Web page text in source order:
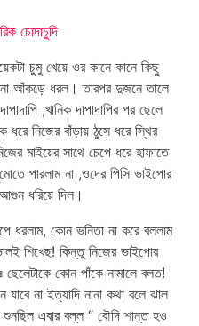
চোদাচুদি
চুমু খেয়ে ওর কানে কানে কিছু
আঁকড়ে ধরল। তারপর দুজনে তালে
,খানিক দাপাদাপির পর ছেলে
নিজের বাঁড়ায় ঠুসে ধরে স্থির
মাইয়ের সাথে চেপে ধরে হাফাতে
পারলাম না ,ওদের পিসি ভাইপোর
ধরিয়ে দিল।
ধরলাম, কোন ভনিতা না করে বললাম
শিখেছ! কিন্তু নিজের ভাইপোর
ছেলেটাকে কোন পাঁকে নামালে বলত!
না ইত্যাদি নানা কথা বলে ঝাল
এবার বল্ল “ বৌদি শান্ত হও